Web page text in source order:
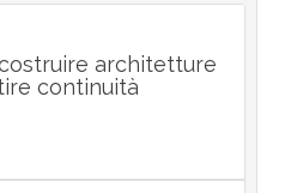
architetture
continuità